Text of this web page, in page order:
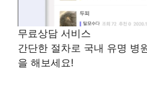
무료상담 서비스
간단한 절차로 국내 유명 병
을 해보세요!